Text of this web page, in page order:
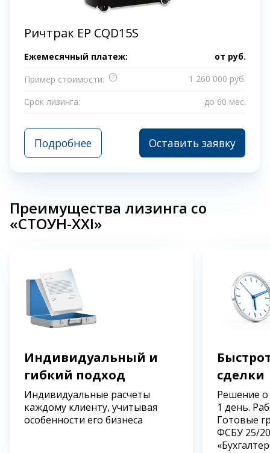
Ричтрак EP CQD15S
Ежемесячный платеж: от руб.
Пример стоимости:
?
1 260 000 руб.
Срок лизинга:
до 60 мес.
Подробнее Оставить заявку
Преимущества лизинга со
«СТОУН-XXI»
Индивидуальный и
гибкий подход
Индивидуальные расчеты
каждому клиенту, учитывая
особенности его бизнеса
сделки
Решение
1 день.
Готовые
ФСБУ 25/